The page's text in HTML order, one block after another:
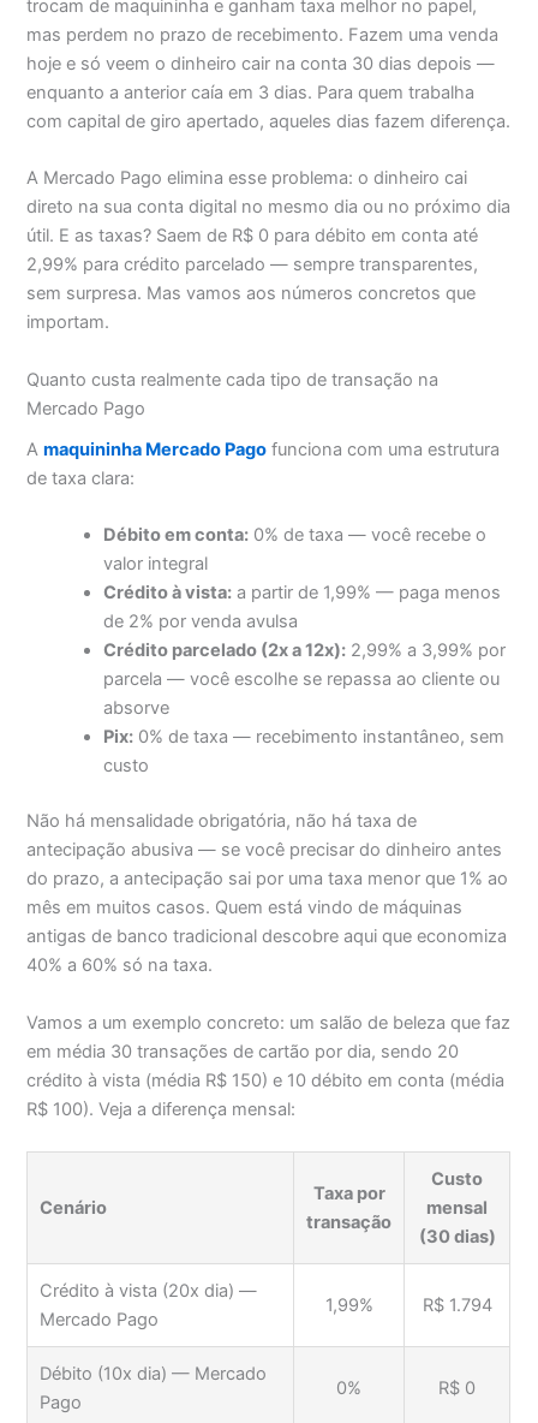
trocam de maquininha e ganham taxa melhor no papel,
mas perdem no prazo de recebimento. Fazem uma venda
hoje e só veem o dinheiro cair na conta 30 dias depois —
enquanto a anterior caía em 3 dias. Para quem trabalha
com capital de giro apertado, aqueles dias fazem diferença.
A Mercado Pago elimina esse problema: o dinheiro cai
direto na sua conta digital no mesmo dia ou no próximo dia
útil. E as taxas? Saem de R$ 0 para débito em conta até
2,99% para crédito parcelado — sempre transparentes,
sem surpresa. Mas vamos aos números concretos que
importam.
Quanto custa realmente cada tipo de transação na
Mercado Pago
Amaquininha Mercado Pago funciona com uma estrutura
de taxa clara:
Débito em conta: 0% de taxa — você recebe o
valor integral
Crédito à vista: a partir de 1,99% — paga menos
de 2% por venda avulsa
Crédito parcelado (2x a 12x): 2,99% a 3,99% por
parcela — você escolhe se repassa ao cliente ou
absorve
Pix: 0% de taxa — recebimento instantâneo, sem
custo
Não há mensalidade obrigatória, não há taxa de
antecipação abusiva — se você precisar do dinheiro antes
do prazo, a antecipação sai por uma taxa menor que 1% ao
mês em muitos casos. Quem está vindo de máquinas
antigas de banco tradicional descobre aqui que economiza
40% a 60% só na taxa.
Vamos a um exemplo concreto: um salão de beleza que faz
em média 30 transações de cartão por dia, sendo 20
crédito à vista (média R$ 150) e 10 débito em conta (média
R$ 100). Veja a diferença mensal:
Cenário
Taxa por
transação
Custo
mensal
(30 dias)
Crédito à vista (20x dia) —
Mercado Pago
1,99% R$ 1.794
Débito (10x dia) — Mercado
Pago
0% R$ 0